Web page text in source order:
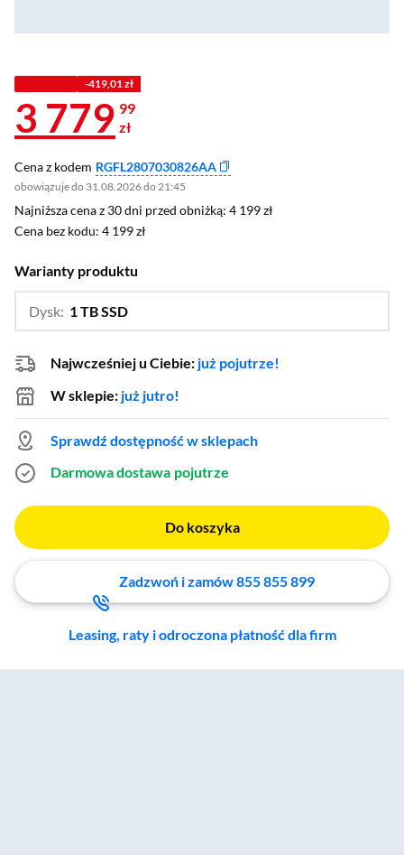
-419,01 zł
3 779 99
zł
Cena z kodem RGFL2807030826AA
obowiązuje do 31.08.2026 do 21:45
Najniższa cena z 30 dni przed obniżką: 4 199 zł
Najniższa cena z 30 dni przed obniżką: 4 199 zł
Cena bez kodu: 4 199 zł
Cena bez kodu: 4 199 zł
Warianty produktu
Dysk: 1 TB SSD
Najwcześniej u Ciebie: już pojutrze!
W sklepie: już jutro!
Sprawdź dostępność w sklepach
Darmowa dostawa pojutrze
Do koszyka
Zadzwoń i zamów 855 855 899
Leasing, raty i odroczona płatność dla firm